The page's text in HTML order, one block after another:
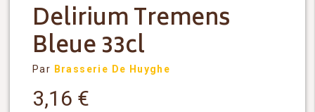
Delirium Tremens
Bleue 33cl
Par Brasserie De Huyghe
3,16 €